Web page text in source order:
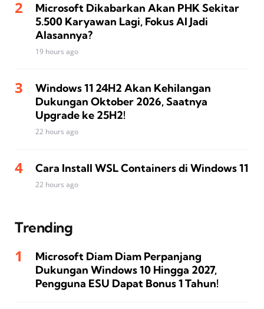
Microsoft Dikabarkan Akan PHK Sekitar
5.500 Karyawan Lagi, Fokus AI Jadi
Alasannya?
19 hours ago
Windows 11 24H2 Akan Kehilangan
Dukungan Oktober 2026, Saatnya
Upgrade ke 25H2!
22 hours ago
Cara Install WSL Containers di Windows 11
22 hours ago
Trending
Microsoft Diam Diam Perpanjang
Dukungan Windows 10 Hingga 2027,
Pengguna ESU Dapat Bonus 1 Tahun!